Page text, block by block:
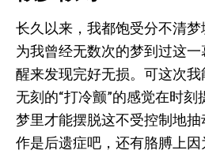
长久以来，我都饱受分不清
为我曾经无数次的梦到过这
醒来发现完好无损。可这次
无刻的“打冷颤”的感觉在时
梦里才能摆脱这不受控制地
作是后遗症吧，还有胳膊上